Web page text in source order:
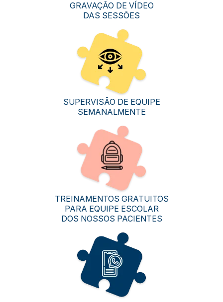
GRAVAÇÃO DE VÍDEO
DAS SESSÕES
SUPERVISÃO DE EQUIPE
SEMANALMENTE
TREINAMENTOS GRATUITOS
PARA EQUIPE ESCOLAR
DOS NOSSOS PACIENTES